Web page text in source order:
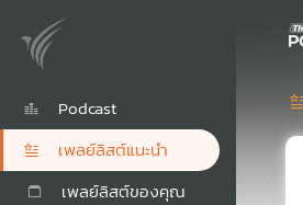
Podcast
เพลย์ลิสต์แนะนำ
เพลย์ลิสต์ของคุณ